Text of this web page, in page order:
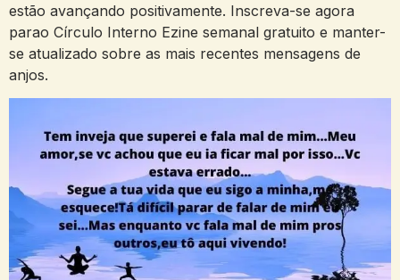
estão avançando positivamente. Inscreva-se agora
parao Círculo Interno Ezine semanal gratuito e manter-
se atualizado sobre as mais recentes mensagens de
anjos.